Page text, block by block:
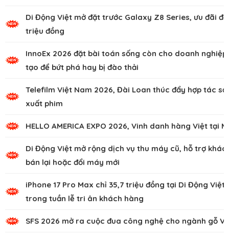
Di Động Việt mở đặt trước Galaxy Z8 Series, ưu đãi
triệu đồng
InnoEx 2026 đặt bài toán sống còn cho doanh
tạo để bứt phá hay bị đào thải
Telefilm Việt Nam 2026, Đài Loan thúc đẩy hợp tác
xuất phim
HELLO AMERICA EXPO 2026, Vinh danh hàng Việt tại
Di Động Việt mở rộng dịch vụ thu máy cũ, hỗ trợ
bán lại hoặc đổi máy mới
iPhone 17 Pro Max chỉ 35,7 triệu đồng tại Di Động Việt
trong tuần lễ tri ân khách hàng
SFS 2026 mở ra cuộc đua công nghệ cho ngành gỗ